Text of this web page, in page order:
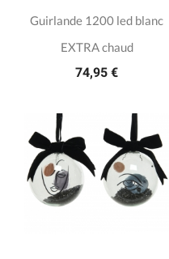
Guirlande 1200 led blanc
EXTRA chaud
74,95 €